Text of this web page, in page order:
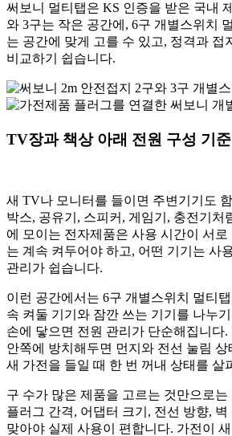
써보니 멀티탭은 KS 인증을 받은 국내
와 3구는 작은 공간에, 6구 개별스위치
는 공간에 맞게 고를 수 있고, 정격과 접
비교하기 쉽습니다.
TV장과 책상 아래 전원 구성 기준
새 TV나 모니터를 들이면 주변기기도
박스, 공유기, 스피커, 게임기, 충전기처
에 모이는 전자제품은 사용 시간이 서로
는 계속 켜두어야 하고, 어떤 기기는 사
관리가 쉽습니다.
이런 공간에서는 6구 개별스위치 멀티
속 켜둘 기기와 잠깐 쓰는 기기를 나누
손에 닿으면 전원 관리가 단순해집니다
안쪽에 방치해두면 먼지와 전선 눌림
새 가전을 들일 때 한 번 꺼내 상태를 살
구 수가 많은 제품을 고르는 것만으로
플러그 간격, 어댑터 크기, 전선 방향, 벽
맞아야 실제 사용이 편합니다. 가전이